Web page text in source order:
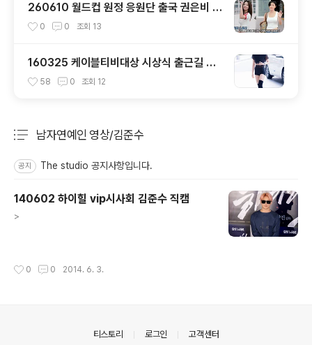
260610 월드컵 원정 응원단 출국 권은비 &
화사 직캠 by 스피넬
0 0 조회 13
160325 케이블티비대상 시상식 출근길 트
와이스 직찍 by 스피넬
58 0 조회 12
남자연예인 영상/김준수
공지 The studio 공지사항입니다.
140602 하이힐 vip시사회 김준수 직캠
>
0 0 2014. 6. 3.
티스토리 로그인 고객센터